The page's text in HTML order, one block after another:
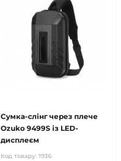
Сумка-слінг через плече
Ozuko 9499S із LED-
дисплеєм
Код товару: 1936